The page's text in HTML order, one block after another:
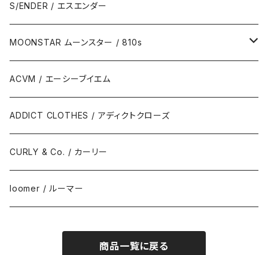
S/ENDER / エスエンダー
MOONSTAR ムーンスター / 810s
MOONSTAR / ムーンスター
810s / エイトテンス
ACVM / エーシーブイエム
ADDICT CLOTHES / アディクトクローズ
CURLY & Co. / カーリー
loomer / ルーマー
商品一覧に戻る